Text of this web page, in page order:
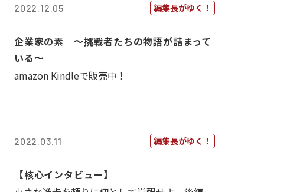
2022.12.05 編集長がゆく！
企業家の素 〜挑戦者たちの物語が詰まって
いる〜
amazon Kindleで販売中！
2022.03.11 編集長がゆく！
【核心インタビュー】